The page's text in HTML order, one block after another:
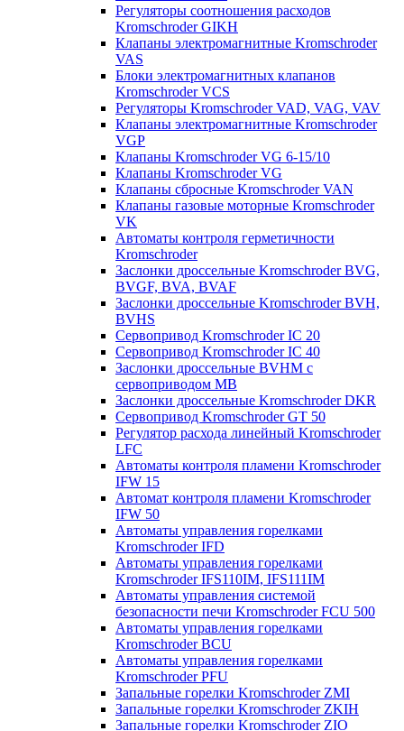
Регуляторы соотношения расходов
Kromschroder GIKH
Клапаны электромагнитные Kromschroder
VAS
Блоки электромагнитных клапанов
Kromschroder VCS
Регуляторы Kromschroder VAD, VAG, VAV
Клапаны электромагнитные Kromschroder
VGP
Клапаны Kromschroder VG 6-15/10
Клапаны Kromschroder VG
Клапаны сбросные Kromschroder VAN
Клапаны газовые моторные Kromschroder
VK
Автоматы контроля герметичности
Kromschroder
Заслонки дроссельные Kromschroder BVG,
BVGF, BVA, BVAF
Заслонки дроссельные Kromschroder BVH,
BVHS
Сервопривод Kromschroder IC 20
Сервопривод Kromschroder IC 40
Заслонки дроссельные BVHM с
сервоприводом МВ
Заслонки дроссельные Kromschroder DKR
Cервопривод Kromschroder GT 50
Регулятор расхода линейный Kromschroder
LFC
Автоматы контроля пламени Kromschroder
IFW 15
Автомат контроля пламени Kromschroder
IFW 50
Автоматы управления горелками
Kromschroder IFD
Автоматы управления горелками
Kromschroder IFS110IM, IFS111IM
Автоматы управления системой
безопасности печи Kromschroder FCU 500
Автоматы управления горелками
Kromschroder BCU
Автоматы управления горелками
Kromschroder PFU
Запальные горелки Kromschroder ZМI
Запальные горелки Kromschroder ZKIH
Запальные горелки Kromschroder ZIO